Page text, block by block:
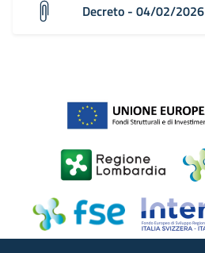
Decreto - 04/02/2026